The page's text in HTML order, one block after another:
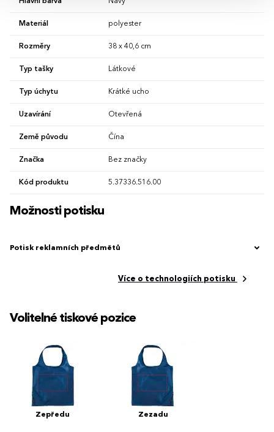
Materiál polyester
Rozměry 38 x 40,6 cm
Typ tašky Látkové
Typ úchytu Krátké ucho
Uzavírání Otevřená
Země původu Čína
Značka Bez značky
Kód produktu 5.37336.516.00
Možnosti potisku
Potisk reklamních předmětů
Více o technologiích potisku
Volitelné tiskové pozice
Zepředu Zezadu